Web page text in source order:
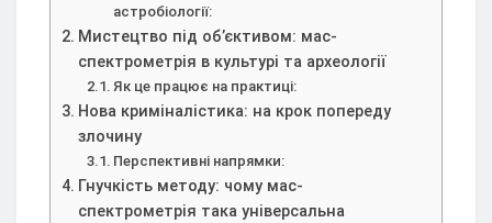
астробіології:
Мистецтво під об’єктивом: мас-
спектрометрія в культурі та археології
Як це працює на практиці:
Нова криміналістика: на крок попереду
злочину
Перспективні напрямки:
Гнучкість методу: чому мас-
спектрометрія така універсальна